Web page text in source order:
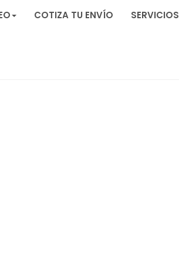
COTIZA TU ENVÍO SERVICIOS